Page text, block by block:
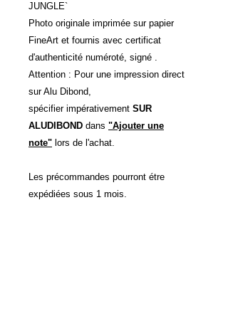
JUNGLE`
Photo originale imprimée sur papier
FineArt et fournis avec certificat
d'authenticité numéroté, signé .
Attention : Pour une impression direct
sur Alu Dibond,
spécifier impérativement SUR
ALUDIBOND dans "Ajouter une
note" lors de l'achat.
Les précommandes pourront étre
expédiées sous 1 mois.